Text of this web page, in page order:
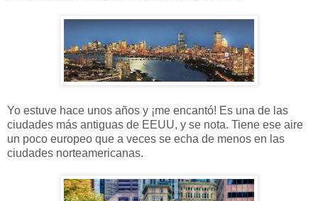
Yo estuve hace unos años y ¡me encantó! Es una de las
ciudades más antiguas de EEUU, y se nota. Tiene ese aire
un poco europeo que a veces se echa de menos en las
ciudades norteamericanas.